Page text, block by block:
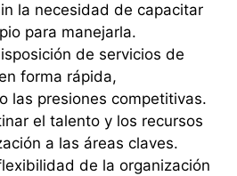
la necesidad de capacitar
para manejarla.
de servicios de
forma rápida,
las presiones competitivas.
el talento y los recursos
a las áreas claves.
de la organización